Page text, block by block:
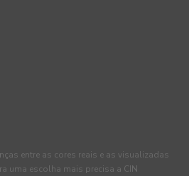
entre as cores reais e as visualizadas
uma escolha mais precisa a CIN